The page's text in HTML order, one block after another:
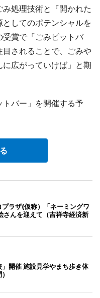
処理技術と『開かれた
してのポテンシャルを
賞で『ごみピットバ
されることで、ごみや
広がっていけば」と期
バー」を開催する予
ラザ(仮称）「ネーミングワ
さんを迎えて（吉祥寺経済新
開催 施設見学やまち歩き体